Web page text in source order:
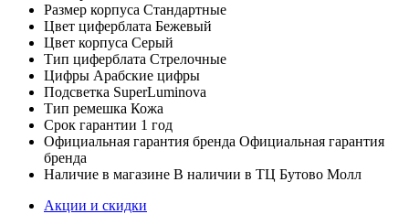
Размер корпуса Стандартные
Цвет циферблата Бежевый
Цвет корпуса Серый
Тип циферблата Стрелочные
Цифры Арабские цифры
Подсветка SuperLuminova
Тип ремешка Кожа
Срок гарантии 1 год
Официальная гарантия бренда Официальная гарантия
бренда
Наличие в магазине В наличии в ТЦ Бутово Молл
Акции и скидки